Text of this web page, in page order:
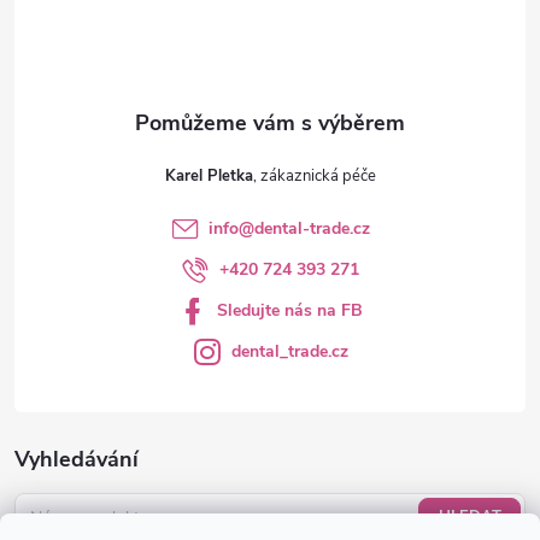
Vyhledávání
HLEDAT
Karel Pletka
info@dental-trade.cz
+420 724 393 271
Sledujte nás na FB
dental_trade.cz